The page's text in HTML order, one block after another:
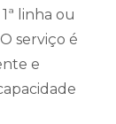
linha ou
serviço é
e